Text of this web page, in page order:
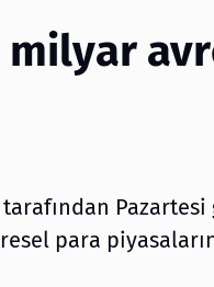
milyar
para